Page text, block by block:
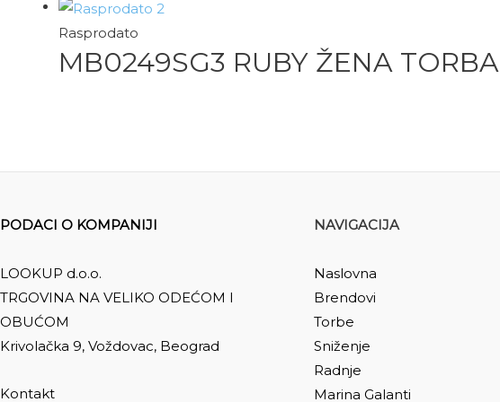
Rasprodato
MB0249SG3 RUBY ŽENA TORBA
PODACI O KOMPANIJI
LOOKUP d.o.o.
TRGOVINA NA VELIKO ODEĆOM I
OBUĆOM
Krivolačka 9, Voždovac, Beograd
Kontakt
NAVIGACIJA
Naslovna
Brendovi
Torbe
Sniženje
Radnje
Marina Galanti